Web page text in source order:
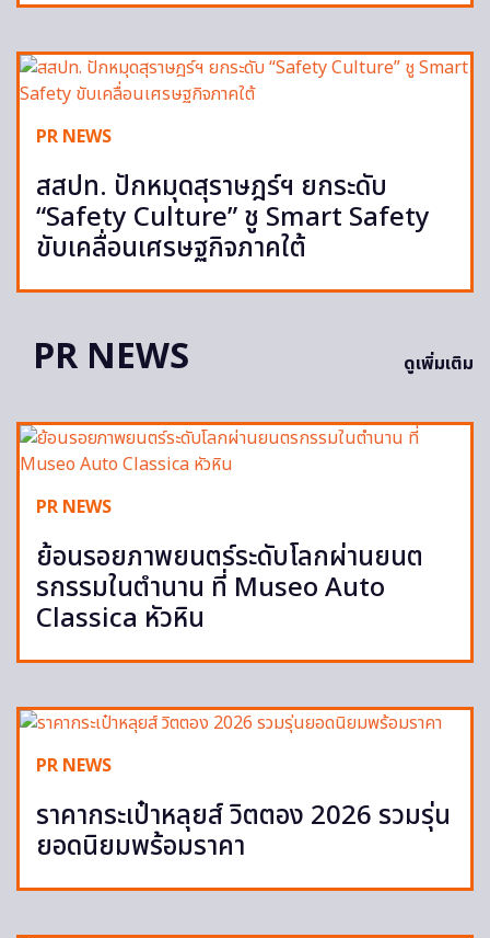
PR NEWS
สสปท. ปักหมุดสุราษฎร์ฯ ยกระดับ
“Safety Culture” ชู Smart Safety
ขับเคลื่อนเศรษฐกิจภาคใต้
PR NEWS ดูเพิ่มเติม
PR NEWS
ย้อนรอยภาพยนตร์ระดับโลกผ่านยนต
รกรรมในตำนาน ที่ Museo Auto
Classica หัวหิน
PR NEWS
ราคากระเป๋าหลุยส์ วิตตอง 2026 รวมรุ่น
ยอดนิยมพร้อมราคา